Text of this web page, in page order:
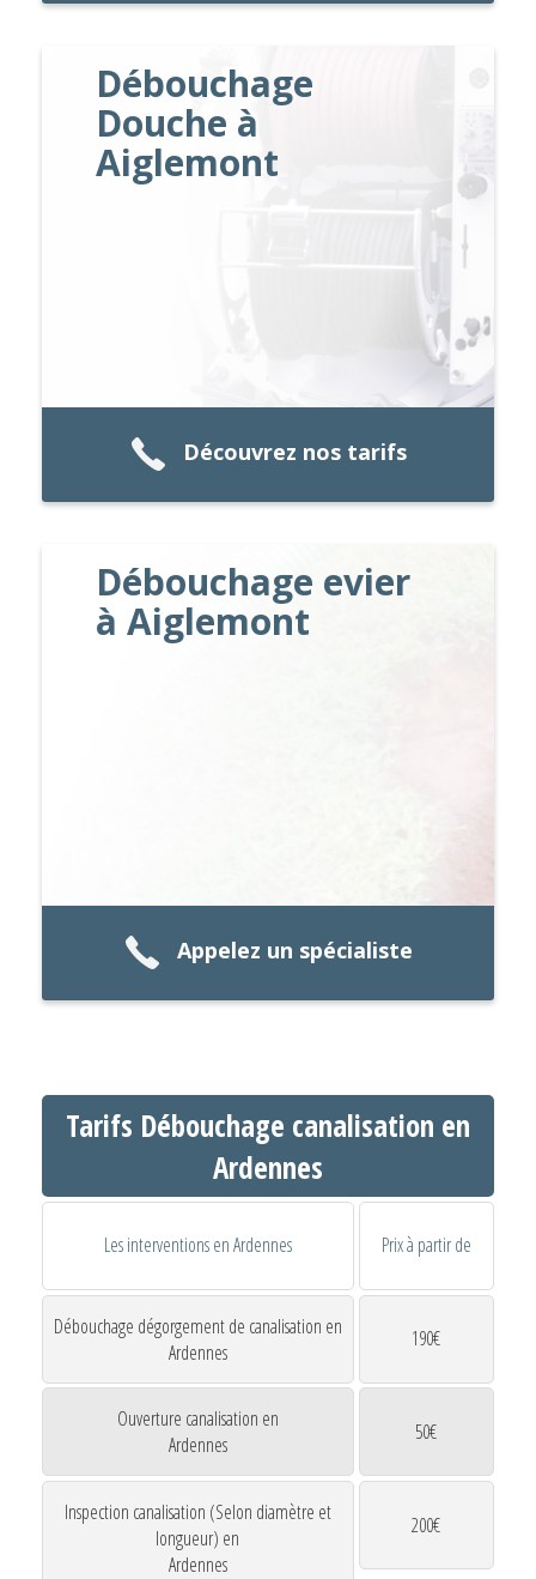
Débouchage
Douche à
Aiglemont
Découvrez nos tarifs
Débouchage evier
à Aiglemont
Appelez un spécialiste
Tarifs Débouchage canalisation en
Ardennes
Les interventions en Ardennes Prix à partir de
Débouchage dégorgement de canalisation en
Ardennes
190€
Ouverture canalisation en
Ardennes
50€
Inspection canalisation (Selon diamètre et
longueur) en
Ardennes
200€